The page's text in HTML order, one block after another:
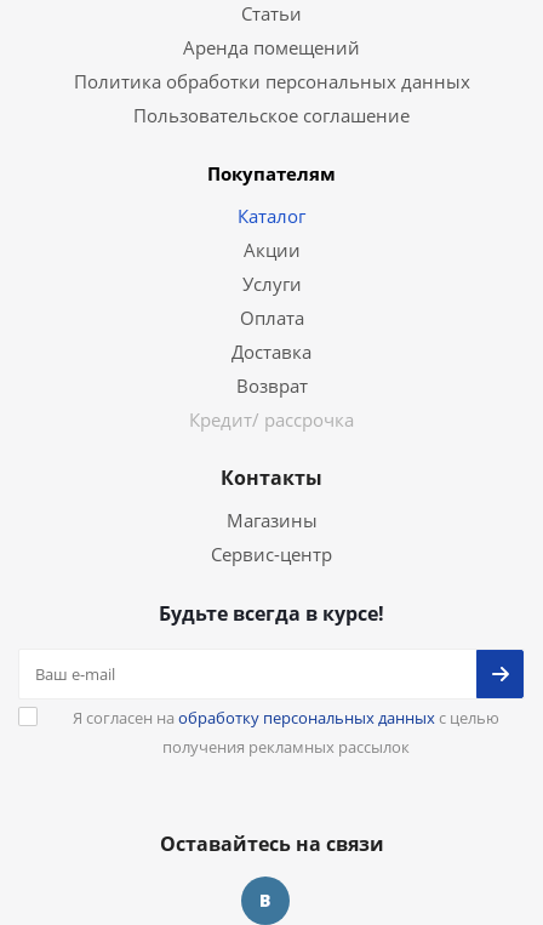
Статьи
Аренда помещений
Политика обработки персональных данных
Пользовательское соглашение
Покупателям
Каталог
Акции
Услуги
Оплата
Доставка
Возврат
Кредит/ рассрочка
Контакты
Магазины
Сервис-центр
Будьте всегда в курсе!
Я согласен на обработку персональных данныхс целью
получения рекламных рассылок
Оставайтесь на связи